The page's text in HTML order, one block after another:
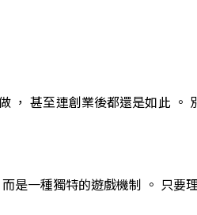
， 甚至連創業後都還是如此 。
是一種獨特的遊戲機制 。 只要